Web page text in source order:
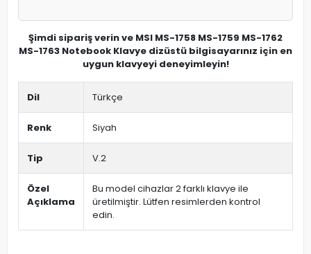
Şimdi sipariş verin ve MSI MS-1758 MS-1759 MS-1762
MS-1763 Notebook Klavye dizüstü bilgisayarınız için en
uygun klavyeyi deneyimleyin!
Dil Türkçe
Renk Siyah
Tip V.2
Özel
Açıklama
Bu model cihazlar 2 farklı klavye ile
üretilmiştir. Lütfen resimlerden kontrol
edin.